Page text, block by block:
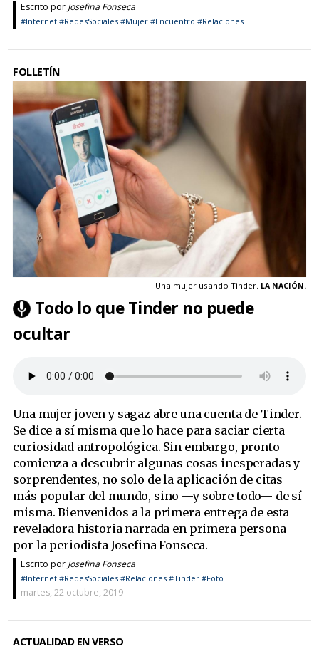
Escrito por Josefina Fonseca
#Internet #RedesSociales #Mujer #Encuentro #Relaciones
FOLLETÍN
Una mujer usando Tinder. LA NACIÓN.
Todo lo que Tinder no puede
ocultar
Una mujer joven y sagaz abre una cuenta de Tinder.
Se dice a sí misma que lo hace para saciar cierta
curiosidad antropológica. Sin embargo, pronto
comienza a descubrir algunas cosas inesperadas y
sorprendentes, no solo de la aplicación de citas
más popular del mundo, sino —y sobre todo— de sí
misma. Bienvenidos a la primera entrega de esta
reveladora historia narrada en primera persona
por la periodista Josefina Fonseca.
Escrito por Josefina Fonseca
#Internet #RedesSociales #Relaciones #Tinder #Foto
martes, 22 octubre, 2019
ACTUALIDAD EN VERSO